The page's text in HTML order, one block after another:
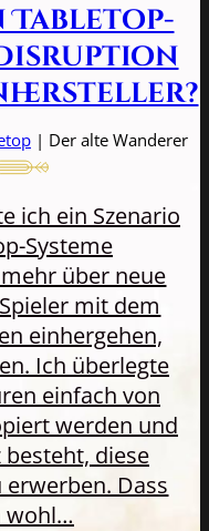
Tabletop-
| Der alte Wanderer
ich ein Szenario
Systeme
über neue
mit dem
einhergehen,
Ich überlegte
einfach von
werden und
diese
Dass
wohl…